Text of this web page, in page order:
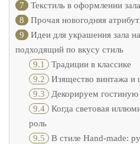
7
Текстиль в оформлении зала
8
Прочая новогодняя
9
Идеи для украшения зала
подходящий по вкусу стиль
9.1 Традиции в классике
9.2 Изящество винтажа и
9.3 Декорируем гостиную
9.4 Когда световая
роль
9.5 В стиле Hand-made: